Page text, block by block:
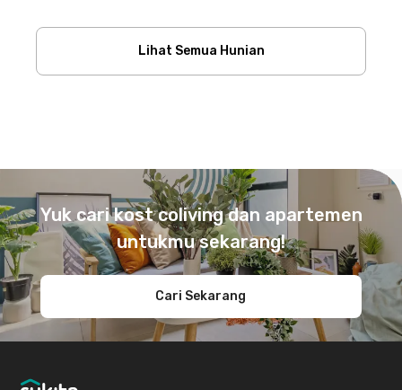
Lihat Semua Hunian
Yuk cari kost coliving dan apartemen
untukmu sekarang!
Cari Sekarang